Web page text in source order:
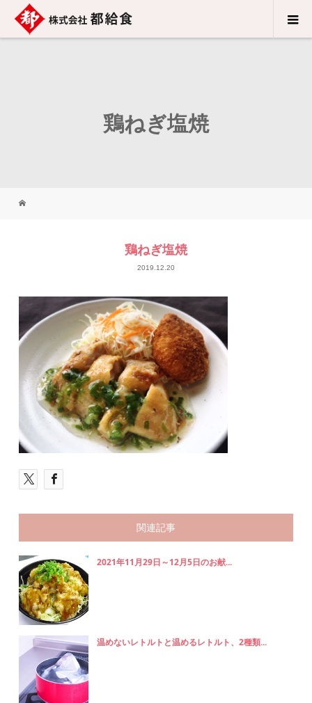
鶏ねぎ塩焼
鶏ねぎ塩焼
2019.12.20
関連記事
2021年11月29日～12月5日のお献...
温めないレトルトと温めるレトルト、2種類...